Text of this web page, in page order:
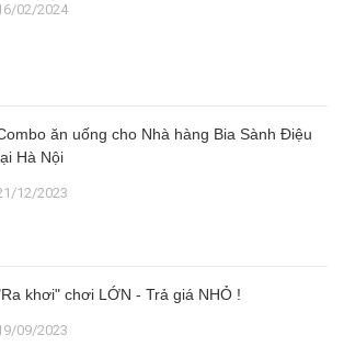
02/2024
ăn uống cho Nhà hàng Bia Sành Điệu
Hà Nội
12/2023
khơi" chơi LỚN - Trả giá NHỎ !
09/2023